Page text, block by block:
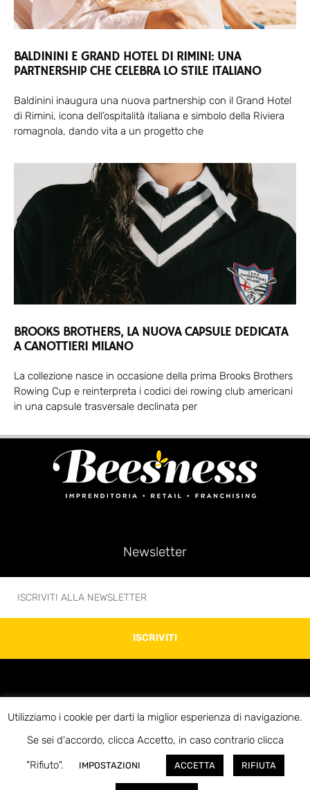
BALDININI E GRAND HOTEL DI RIMINI: UNA
PARTNERSHIP CHE CELEBRA LO STILE ITALIANO
Baldinini inaugura una nuova partnership con il Grand Hotel
di Rimini, icona dell’ospitalità italiana e simbolo della Riviera
romagnola, dando vita a un progetto che
BROOKS BROTHERS, LA NUOVA CAPSULE DEDICATA
A CANOTTIERI MILANO
La collezione nasce in occasione della prima Brooks Brothers
Rowing Cup e reinterpreta i codici dei rowing club americani
in una capsule trasversale declinata per
Newsletter
ISCRIVITI
© 2020 Beesness di Giovanni Bonani – P.IVA 10312920969 – Via Soperga 13 –
Utilizziamo i cookie per darti la miglior esperienza di navigazione.
Se sei d'accordo, clicca Accetto, in caso contrario clicca
"Rifiuto".
IMPOSTAZIONI ACCETTA RIFIUTA